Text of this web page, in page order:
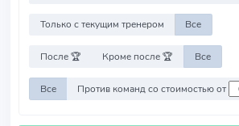
Только с текущим тренером Все
После 🏆 Кроме после 🏆 Все
Все Против команд со стоимостью от